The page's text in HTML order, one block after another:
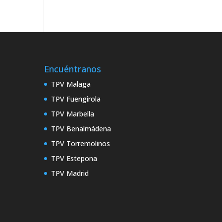
Encuéntranos
TPV Malaga
TPV Fuengirola
TPV Marbella
TPV Benalmádena
TPV Torremolinos
TPV Estepona
TPV Madrid